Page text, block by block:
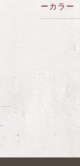
ーカラー